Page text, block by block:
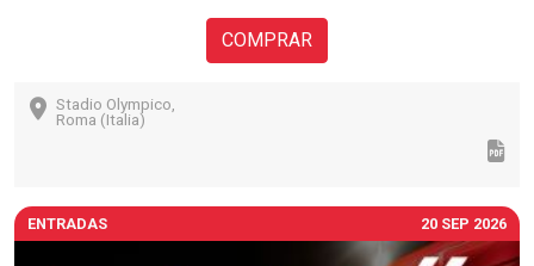
COMPRAR
Stadio Olympico,
Roma (Italia)
ENTRADAS 20 SEP 2026